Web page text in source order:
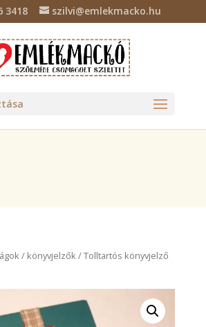
parameter $location follows optional
/home/emlekmac/public_html/wp-
includes/class-billingo.php
3418 szilvi@emlekmacko.hu
/ könyvjelzők / Tolltartós könyvjelző